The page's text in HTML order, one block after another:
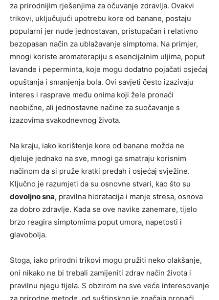
za prirodnijim rješenjima za očuvanje zdravlja. Ovakvi
trikovi, uključujući upotrebu kore od banane, postaju
popularni jer nude jednostavan, pristupačan i relativno
bezopasan način za ublažavanje simptoma. Na primjer,
mnogi koriste aromaterapiju s esencijalnim uljima, poput
lavande i peperminta, koje mogu dodatno pojačati osjećaj
opuštanja i smanjenja bola. Ovi savjeti često izazivaju
interes i rasprave među onima koji žele pronaći
neobične, ali jednostavne načine za suočavanje s
izazovima svakodnevnog života.
Na kraju, iako korištenje kore od banane možda ne
djeluje jednako na sve, mnogi ga smatraju korisnim
načinom da si pruže kratki predah i osjećaj svježine.
Ključno je razumjeti da su osnovne stvari, kao što su
dovoljno sna, pravilna hidratacija i manje stresa, osnova
za dobro zdravlje. Kada se ove navike zanemare, tijelo
brzo reagira simptomima poput umora, napetosti i
glavobolja.
Stoga, iako prirodni trikovi mogu pružiti neko olakšanje,
oni nikako ne bi trebali zamijeniti zdrav način života i
pravilnu njegu tijela. S obzirom na sve veće interesovanje
za prirodne metode, od suštinskog je značaja pronaći